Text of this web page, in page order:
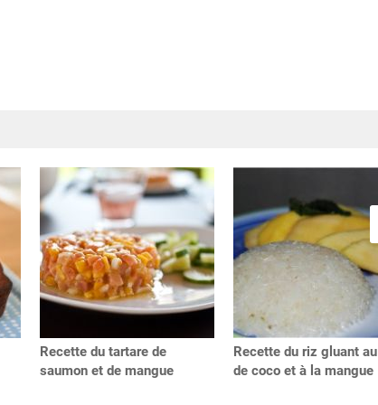
Recette du tartare de
saumon et de mangue
Recette du riz gluant
de coco et à la mangue